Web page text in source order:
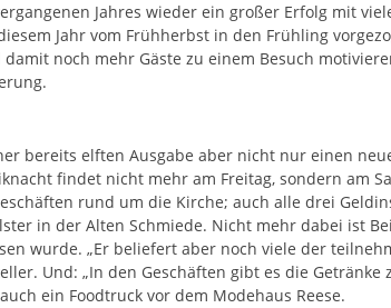
Jahres wieder ein großer Erfolg mit
Jahr vom Frühherbst in den Frühling
noch mehr Gäste zu einem Besuch
bereits elften Ausgabe aber nicht nur einen
findet nicht mehr am Freitag, sondern am
rund um die Kirche; auch alle drei
in der Alten Schmiede. Nicht mehr dabei ist
wurde. „Er beliefert aber noch viele der
Und: „In den Geschäften gibt es die Getränke
ein Foodtruck vor dem Modehaus Reese.